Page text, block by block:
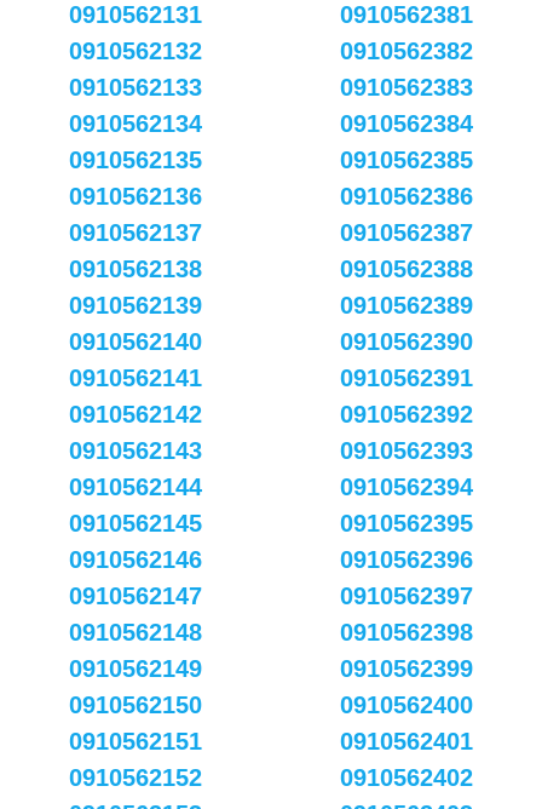
0910562131
0910562132
0910562133
0910562134
0910562135
0910562136
0910562137
0910562138
0910562139
0910562140
0910562141
0910562142
0910562143
0910562144
0910562145
0910562146
0910562147
0910562148
0910562149
0910562150
0910562151
0910562152
0910562381
0910562382
0910562383
0910562384
0910562385
0910562386
0910562387
0910562388
0910562389
0910562390
0910562391
0910562392
0910562393
0910562394
0910562395
0910562396
0910562397
0910562398
0910562399
0910562400
0910562401
0910562402